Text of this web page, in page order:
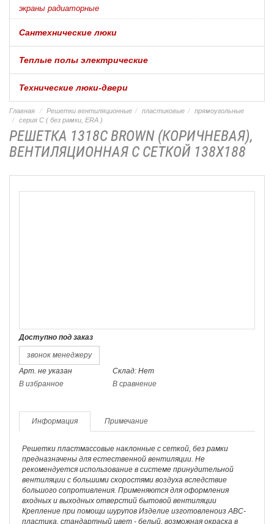
экраны радиаторные
Сантехнические люки
Теплые полы электрические
Технические люки-двери
Главная Решетки вентиляционные пластиковые
прямоугольные
серия С ( без рамки, ERA )
РЕШЕТКА 1318С BROWN (КОРИЧНЕВАЯ),
ВЕНТИЛЯЦИОННАЯ С СЕТКОЙ 138Х188
Доступно под заказ
звонок менеджеру
Арт. не указан
Склад: Нет
В избранное
В сравнение
Информация Примечание
Решетки пластмассовые наклонные с сеткой, без рамки
предназначены для естественной вентиляции. Не
рекомендуется использование в системе принудительной
вентиляции с большими скоростями воздуха вследствие
большого сопротивления. Применяются для оформления
входных и выходных отверстий бытовой вентиляции
Крепление при помощи шурупов Изделие изготовленоиз АВС-
пластика, стандартный цвет - белый, возможная окраска в